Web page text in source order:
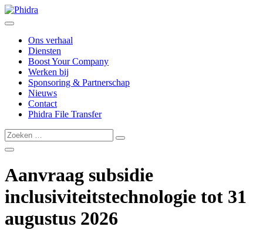
Ons verhaal
Diensten
Boost Your Company
Werken bij
Sponsoring & Partnerschap
Nieuws
Contact
Phidra File Transfer
Aanvraag subsidie
inclusiviteitstechnologie tot 31
augustus 2026